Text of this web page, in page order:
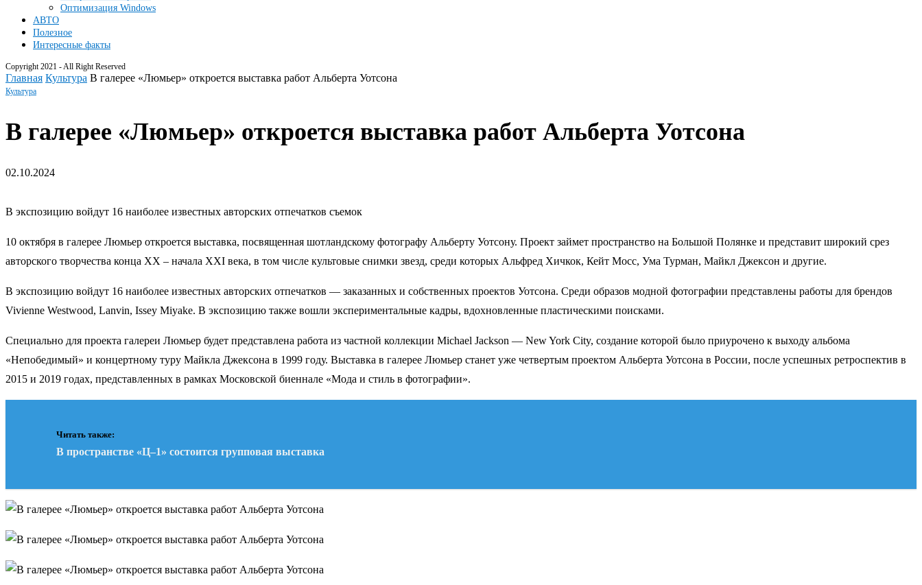
Оптимизация Windows
АВТО
Полезное
Интересные факты
Copyright 2021 - All Right Reserved
Главная Культура В галерее «Люмьер» откроется выставка работ Альберта Уотсона
Культура
В галерее «Люмьер» откроется выставка работ Альберта Уотсона
02.10.2024
В экспозицию войдут 16 наиболее известных авторских отпечатков съемок
10 октября в галерее Люмьер откроется выставка, посвященная шотландскому фотографу Альберту Уотсону. Проект займет пространство на Большой Полянке и представит широкий срез
авторского творчества конца XX – начала XXI века, в том числе культовые снимки звезд, среди которых Альфред Хичкок, Кейт Мосс, Ума Турман, Майкл Джексон и другие.
В экспозицию войдут 16 наиболее известных авторских отпечатков — заказанных и собственных проектов Уотсона. Среди образов модной фотографии представлены работы для брендов
Vivienne Westwood, Lanvin, Issey Miyake. В экспозицию также вошли экспериментальные кадры, вдохновленные пластическими поисками.
Специально для проекта галереи Люмьер будет представлена работа из частной коллекции Michael Jackson — New York City, создание которой было приурочено к выходу альбома
«Непобедимый» и концертному туру Майкла Джексона в 1999 году. Выставка в галерее Люмьер станет уже четвертым проектом Альберта Уотсона в России, после успешных ретроспектив в
2015 и 2019 годах, представленных в рамках Московской биеннале «Мода и стиль в фотографии».
Читать также:
В пространстве «Ц–1» состоится групповая выставка